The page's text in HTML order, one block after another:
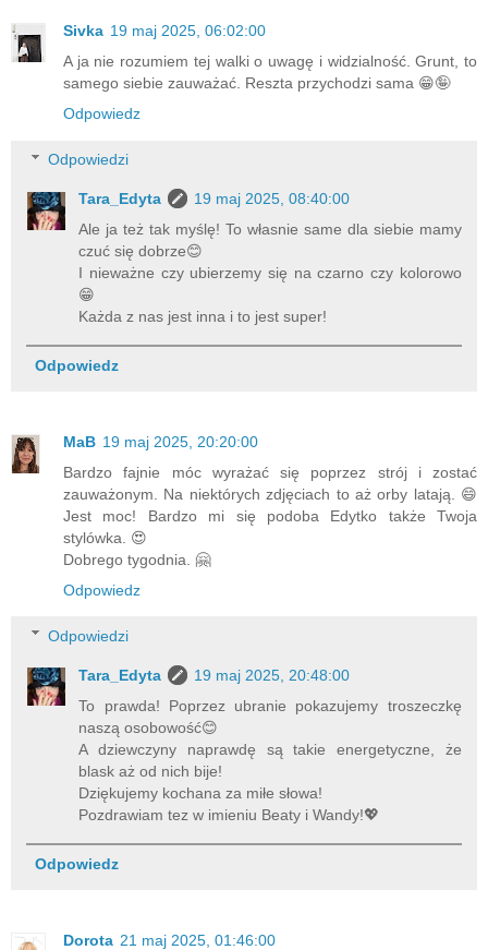
Sivka 19 maj 2025, 06:02:00
A ja nie rozumiem tej walki o uwagę i widzialność. Grunt, to
samego siebie zauważać. Reszta przychodzi sama 😁🤪
Odpowiedz
Odpowiedzi
Tara_Edyta
19 maj 2025, 08:40:00
Ale ja też tak myślę! To własnie same dla siebie mamy
czuć się dobrze😊
I nieważne czy ubierzemy się na czarno czy kolorowo
😁
Każda z nas jest inna i to jest super!
Odpowiedz
MaB 19 maj 2025, 20:20:00
Bardzo fajnie móc wyrażać się poprzez strój i zostać
zauważonym. Na niektórych zdjęciach to aż orby latają. 😄
Jest moc! Bardzo mi się podoba Edytko także Twoja
stylówka. 😍
Dobrego tygodnia. 🤗
Odpowiedz
Odpowiedzi
Tara_Edyta
19 maj 2025, 20:48:00
To prawda! Poprzez ubranie pokazujemy troszeczkę
naszą osobowość😊
A dziewczyny naprawdę są takie energetyczne, że
blask aż od nich bije!
Dziękujemy kochana za miłe słowa!
Pozdrawiam tez w imieniu Beaty i Wandy!💖
Odpowiedz
Dorota 21 maj 2025, 01:46:00